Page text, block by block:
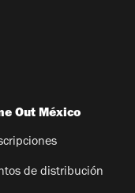
Out México
de distribución